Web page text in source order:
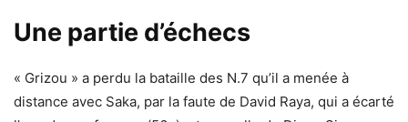
Une partie d’échecs
« Grizou » a perdu la bataille des N.7 qu’il a menée à
distance avec Saka, par la faute de David Raya, qui a écarté